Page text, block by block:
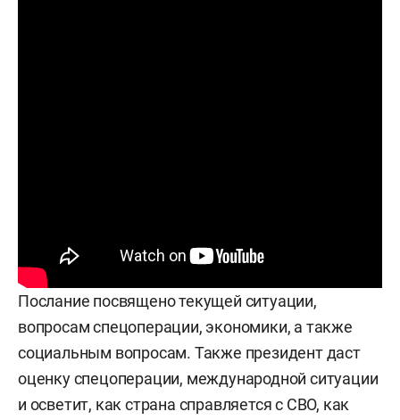
Послание посвящено текущей ситуации,
вопросам спецоперации, экономики, а также
социальным вопросам. Также президент даст
оценку спецоперации, международной ситуации
и осветит, как страна справляется с СВО, как